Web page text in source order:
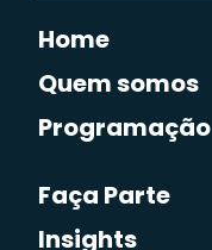
Home
Quem somos
Programação
Faça Parte
Insights